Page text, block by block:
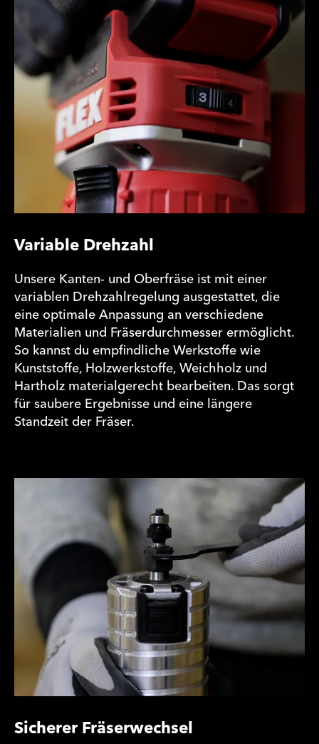
Variable Drehzahl
Unsere Kanten- und Oberfräse ist mit einer
variablen Drehzahlregelung ausgestattet, die
eine optimale Anpassung an verschiedene
Materialien und Fräserdurchmesser ermöglicht.
So kannst du empfindliche Werkstoffe wie
Kunststoffe, Holzwerkstoffe, Weichholz und
Hartholz materialgerecht bearbeiten. Das sorgt
für saubere Ergebnisse und eine längere
Standzeit der Fräser.
Sicherer Fräserwechsel